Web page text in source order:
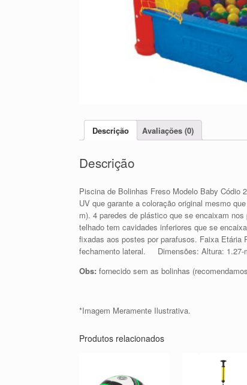
Descrição Avaliações (0)
Descrição
Piscina de Bolinhas Freso Modelo Baby Códio
UV que garante a coloração original mesmo
m). 4 paredes de plástico que se encaixam
telhado tem cavidades inferiores que se
fixadas aos postes por parafusos. Faixa
fechamento lateral. Dimensões: Altura: 1.27-
Obs: fornecido sem as bolinhas
*Imagem Meramente Ilustrativa.
Produtos relacionados